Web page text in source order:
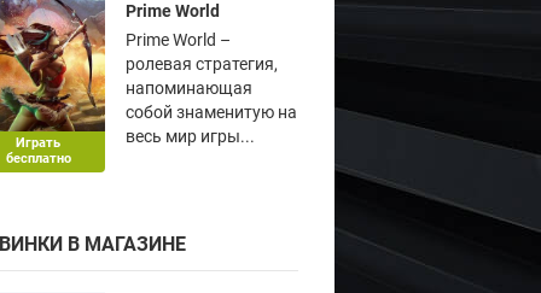
Играть
бесплатно
Prime World
Prime World –
ролевая стратегия,
напоминающая
собой знаменитую на
весь мир игры...
В МАГАЗИНЕ